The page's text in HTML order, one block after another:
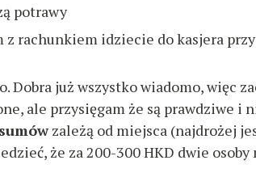
potrawy
z rachunkiem idziecie do kasjera
Dobra już wszystko wiadomo, więc
ale przysięgam że są prawdziwe
zależą od miejsca (najdrożej
że za 200-300 HKD dwie osoby